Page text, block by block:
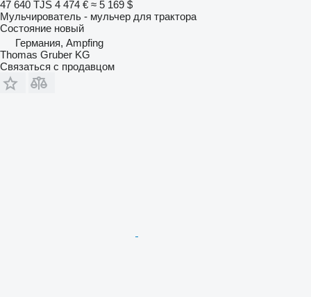
47 640 TJS 4 474 € ≈ 5 169 $
Мульчирователь - мульчер для трактора
Состояние новый
Германия, Ampfing
Thomas Gruber KG
Связаться с продавцом